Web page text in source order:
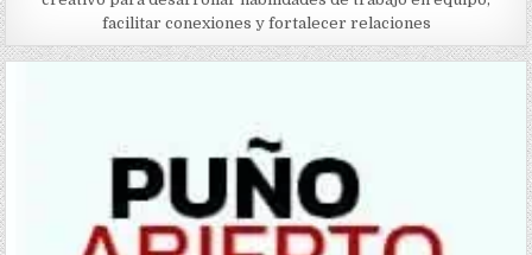
facilitar conexiones y fortalecer relaciones